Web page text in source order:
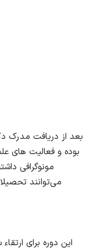
بعد از دریافت مدرک
بوده و فعالیت های
مونوگرافی
می‌توانند
این دوره برای